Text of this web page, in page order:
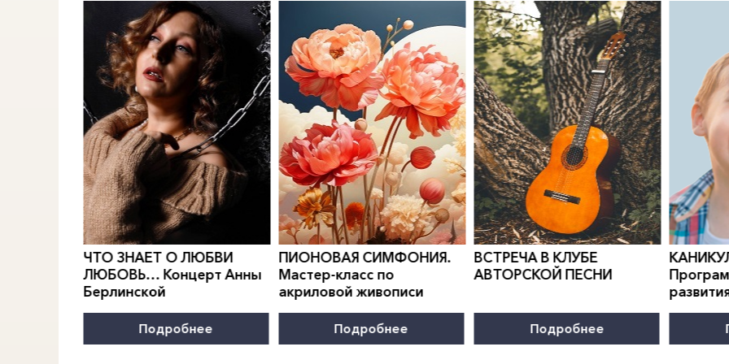
0">
ЧТО ЗНАЕТ О ЛЮБВИ
ЛЮБОВЬ… Концерт Анны
Берлинской
Подробнее
0">
ПИОНОВАЯ СИМФОНИЯ.
Мастер-класс по
акриловой живописи
Подробнее
0">
ВСТРЕЧА В КЛУБЕ
АВТОРСКОЙ ПЕСНИ
Подробнее
0">